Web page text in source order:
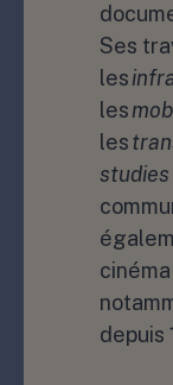
Ses
les
les
les
studies
depuis